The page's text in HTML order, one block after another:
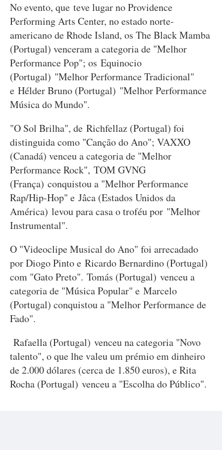
No evento, que teve lugar no Providence
Performing Arts Center, no estado norte-
americano de Rhode Island, os The Black Mamba
(Portugal) venceram a categoria de "Melhor
Performance Pop"; os Equinocio
(Portugal) "Melhor Performance Tradicional"
e Hélder Bruno (Portugal) "Melhor Performance
Música do Mundo".
"O Sol Brilha", de Richfellaz (Portugal) foi
distinguida como "Canção do Ano"; VAXXO
(Canadá) venceu a categoria de "Melhor
Performance Rock", TOM GVNG
(França) conquistou a "Melhor Performance
Rap/Hip-Hop" e Jâca (Estados Unidos da
América) levou para casa o troféu por "Melhor
Instrumental".
O "Videoclipe Musical do Ano" foi arrecadado
por Diogo Pinto e Ricardo Bernardino (Portugal)
com "Gato Preto". Tomás (Portugal) venceu a
categoria de "Música Popular" e Marcelo
(Portugal) conquistou a "Melhor Performance de
Fado".
Rafaella (Portugal) venceu na categoria "Novo
talento", o que lhe valeu um prémio em dinheiro
de 2.000 dólares (cerca de 1.850 euros), e Rita
Rocha (Portugal) venceu a "Escolha do Público".